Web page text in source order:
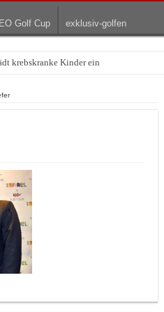
Golf Cup exklusiv-golfen
krebskranke Kinder ein
wurde